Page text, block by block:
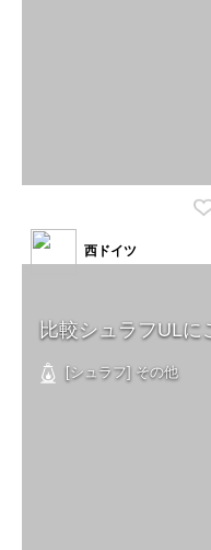
比較シュラフUL
[シュラフ] その他
西ドイツ